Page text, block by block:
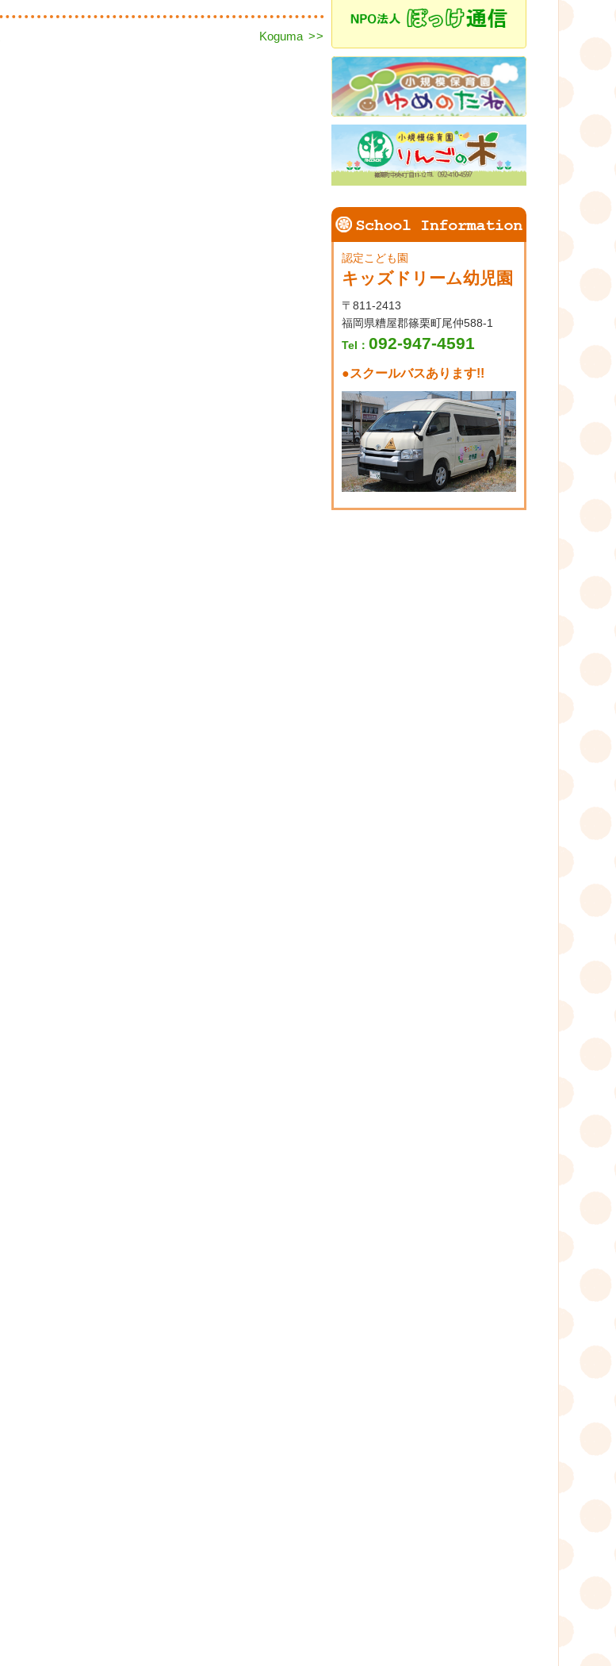
Next
Koguma >>
認定こども園
キッズドリーム幼児園
〒811-2413
福岡県糟屋郡篠栗町尾仲588-1
Tel：092-947-4591
●スクールバスあります!!